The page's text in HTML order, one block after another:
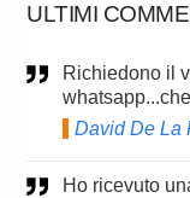
ULTIMI
Richiedono il versamento annuale della quota
David De La
Ho ricevuto una chiamata da questo numero,